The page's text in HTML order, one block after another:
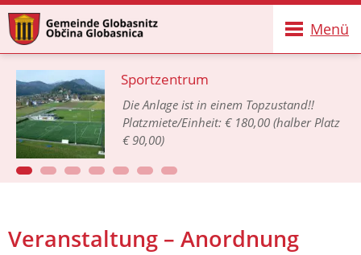
Menü
Sportzentrum
Die Anlage ist in einem Topzustand!!
Platzmiete/Einheit: € 180,00 (halber Platz
€ 90,00)
Veranstaltung – Anordnung